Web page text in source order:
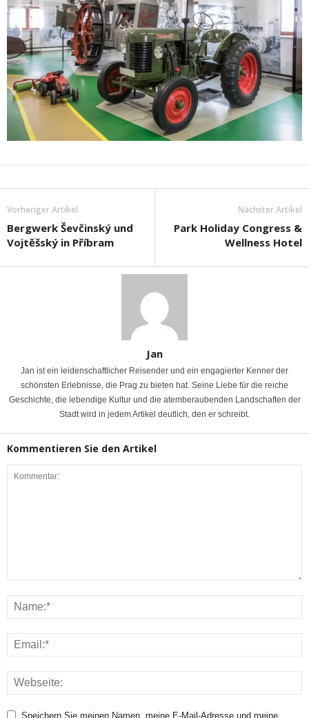
Vorheriger Artikel
Bergwerk Ševčinský und
Vojtěšský in Příbram
Nächster Artikel
Park Holiday Congress &
Wellness Hotel
Jan
Jan ist ein leidenschaftlicher Reisender und ein engagierter Kenner der
schönsten Erlebnisse, die Prag zu bieten hat. Seine Liebe für die reiche
Geschichte, die lebendige Kultur und die atemberaubenden Landschaften der
Stadt wird in jedem Artikel deutlich, den er schreibt.
Kommentieren Sie den Artikel
Speichern Sie meinen Namen, meine E-Mail-Adresse und meine